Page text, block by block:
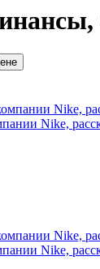
Nike,
Nike,